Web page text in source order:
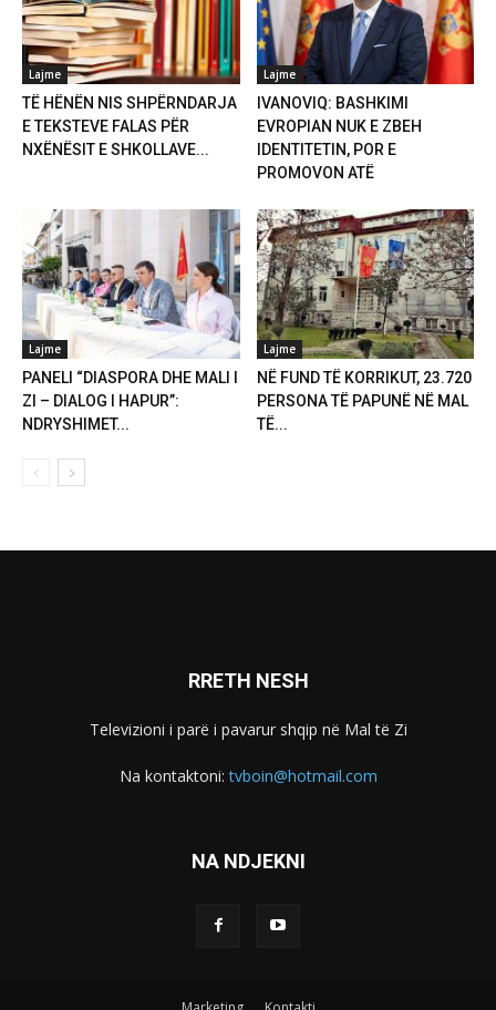
Lajme
TË HËNËN NIS SHPËRNDARJA
E TEKSTEVE FALAS PËR
NXËNËSIT E SHKOLLAVE...
Lajme
IVANOVIQ: BASHKIMI
EVROPIAN NUK E ZBEH
IDENTITETIN, POR E
PROMOVON ATË
Lajme
PANELI “DIASPORA DHE MALI I
ZI – DIALOG I HAPUR”:
NDRYSHIMET...
Lajme
NË FUND TË KORRIKUT, 23.720
PERSONA TË PAPUNË NË MAL
TË...
RRETH NESH
Televizioni i parë i pavarur shqip në Mal të Zi
Na kontaktoni:tvboin@hotmail.com
NA NDJEKNI